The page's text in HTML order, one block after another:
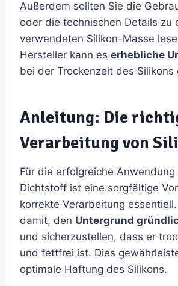
Außerdem sollten Sie die
oder die technischen Details zu
verwendeten Silikon-Masse
Hersteller kann es erhebliche
bei der Trockenzeit des Silikons
Anleitung: Die
Verarbeitung von
Für die erfolgreiche Anwendung
Dichtstoff ist eine sorgfältige
korrekte Verarbeitung
damit, den Untergrund
und sicherzustellen, dass er
und fettfrei ist. Dies
optimale Haftung des Silikons.